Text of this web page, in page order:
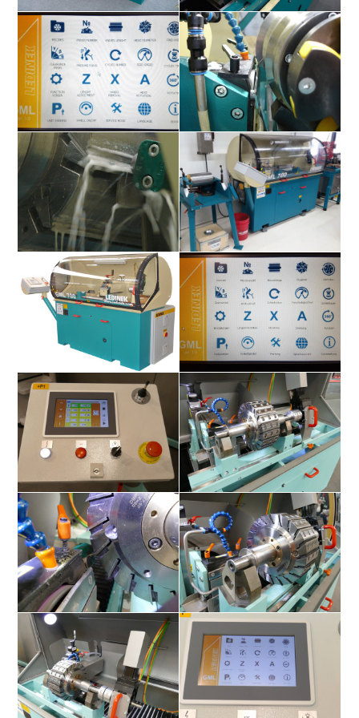
Заточной станок GML Заточной станок GML
Сенсорная панель Заточной станок GML
Заточной станок GML Заточной станок GML
Заточной станок GML Окно основного меню
Сенсорная панель управления Гидрозажимная головка
Прямое охлаждение Заточной станок GML